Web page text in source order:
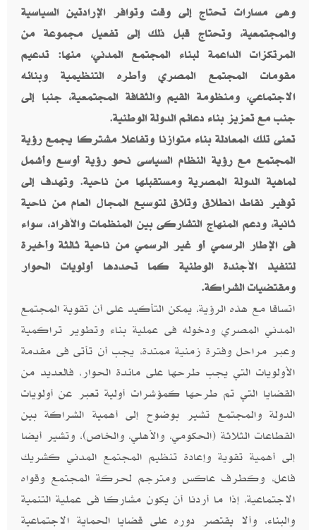
وهى مسارات تحتاج إلى وقت وتوافر الإرادتين السياسية
والمجتمعية، وتحتاج قبل ذلك إلى تفعيل مجموعة من
المرتكزات الداعمة لبناء المجتمع المدني، منها: تدعيم
مقومات المجتمع المصري وأطره التنظيمية وبنائه
الاجتماعي، ومنظومة القيم والثقافة المجتمعية، جنبا إلى
جنب مع تعزيز بناء دعائم الدولة الوطنية.
تعنى تلك المعادلة بناء متوازنا وتفاعلا مشتركا يجمع رؤية
المجتمع مع رؤية النظام السياسى نحو رؤية أوسع وأشمل
لماهية الدولة المصرية ومستقبلها من ناحية. وتهدف إلى
توفير نقاط انطلاق وتلاق لتوسيع المجال العام من ناحية
ثانية، ودعم المنهاج التشاركى بين المنظمات والأفراد، سواء
فى الإطار الرسمي أو غير الرسمي من ناحية ثالثة وأخيرة
لتنفيذ الأجندة الوطنية كما تحددها أولويات الحوار
ومقتضيات الشراكة.
اتساقا مع هذه الرؤية، يمكن التأكيد على أن تقوية المجتمع
المدني المصري ودخوله فى عملية بناء وتطوير تراكمية
وعبر مراحل وفترة زمنية ممتدة، يجب أن تأتى فى مقدمة
الأولويات التي يجب طرحها على مائدة الحوار، فالعديد من
القضايا التي تم طرحها كمؤشرات أولية تعبر عن أولويات
الدولة والمجتمع تشير بوضوح إلى أهمية الشراكة بين
القطاعات الثلاثة (الحكومي، والأهلي، والخاص)، وتشير أيضا
إلى أهمية تقوية وإعادة تنظيم المجتمع المدني كشريك
فاعل، وكطرف عاكس ومترجم لحركة المجتمع وقواه
الاجتماعية، إذا ما أردنا أن يكون مشاركا فى عملية التنمية
والبناء، وألا يقتصر دوره على قضايا الحماية الاجتماعية